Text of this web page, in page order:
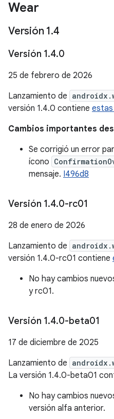
Wear
Versión 1.4
Versión 1.4.0
25 de febrero de 2026
Lanzamiento de
versión 1.4.0 contiene
Cambios importantes
Se corrigió un error
ícono
mensaje. I496d8
Versión 1.4.0-rc01
28 de enero de 2026
Lanzamiento de
versión 1.4.0-rc01 contiene
No hay cambios
y rc01.
Versión 1.4.0-beta01
17 de diciembre de 2025
Lanzamiento de
La versión 1.4.0-beta01
No hay cambios
versión alfa anterior.